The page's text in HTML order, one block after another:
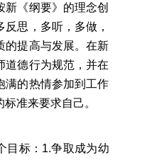
《纲要》的理念创
思，多听，多做，
的提高与发展。在新
道德行为规范，并在
满的热情参加到工作
准来要求自己。
标：1.争取成为幼